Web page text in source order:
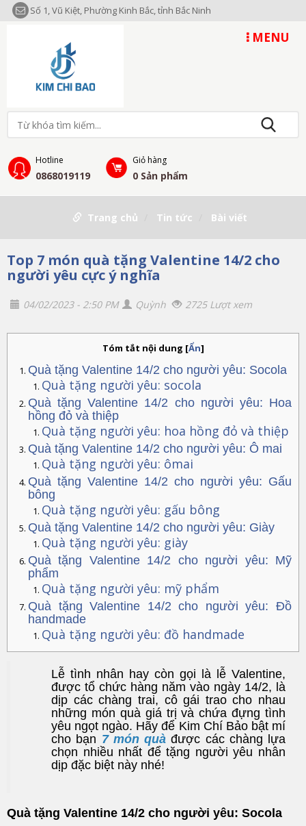
Số 1, Vũ Kiệt, Phường Kinh Bắc, tỉnh Bắc Ninh
MENU
Hotline
0868019119
Giỏ hàng
0 Sản phẩm
Trang chủ Tin tức Bài viết
Top 7 món quà tặng Valentine 14/2 cho
người yêu cực ý nghĩa
04/02/2023 - 2:50 PM Quỳnh 2725 Lượt xem
Tóm tắt nội dung [Ẩn]
Quà tặng Valentine 14/2 cho người yêu: Socola
Quà tặng người yêu: socola
Quà tặng Valentine 14/2 cho người yêu: Hoa
hồng đỏ và thiệp
Quà tặng người yêu: hoa hồng đỏ và thiệp
Quà tặng Valentine 14/2 cho người yêu: Ô mai
Quà tặng người yêu: ômai
Quà tặng Valentine 14/2 cho người yêu: Gấu
bông
Quà tặng người yêu: gấu bông
Quà tặng Valentine 14/2 cho người yêu: Giày
Quà tặng người yêu: giày
Quà tặng Valentine 14/2 cho người yêu: Mỹ
phẩm
Quà tặng người yêu: mỹ phẩm
Quà tặng Valentine 14/2 cho người yêu: Đồ
handmade
Quà tặng người yêu: đồ handmade
Lễ tình nhân hay còn gọi là lễ Valentine,
được tổ chức hàng năm vào ngày 14/2, là
dịp các chàng trai, cô gái trao cho nhau
những món quà giá trị và chứa đựng tình
yêu ngọt ngào. Hãy để Kim Chí Bảo bật mí
cho bạn 7 món quà được các chàng lựa
chọn nhiều nhất để tặng người yêu nhân
dịp đặc biệt này nhé!
Quà tặng Valentine 14/2 cho người yêu: Socola